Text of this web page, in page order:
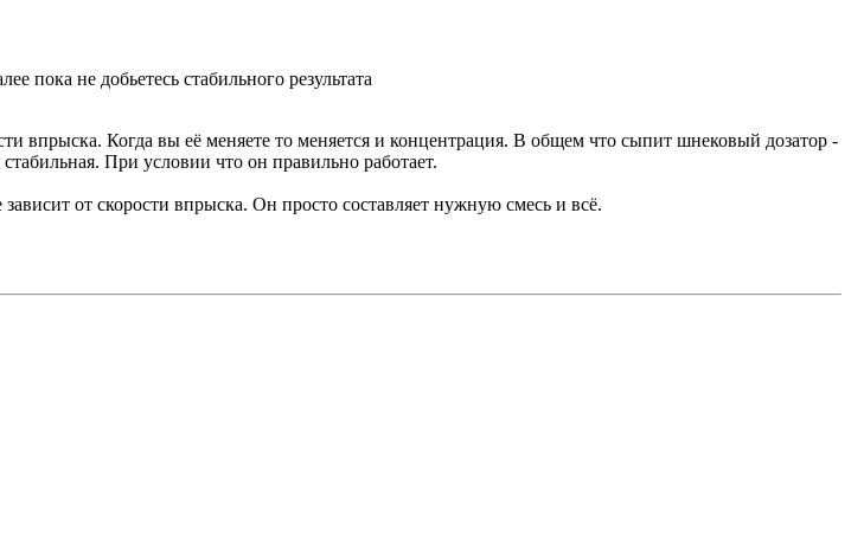
пока не добьетесь стабильного результата
впрыска. Когда вы её меняете то меняется и концентрация. В общем что сыпит шнековый дозатор -
При условии что он правильно работает.
от скорости впрыска. Он просто составляет нужную смесь и всё.